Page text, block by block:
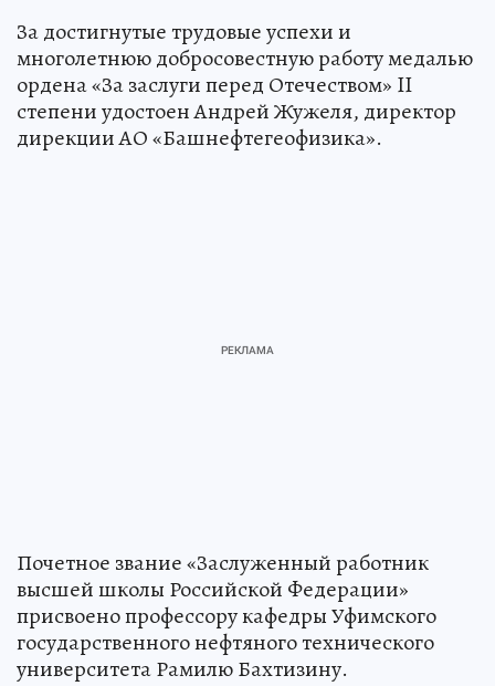
За достигнутые трудовые успехи и
многолетнюю добросовестную работу медалью
ордена «За заслуги перед Отечеством» II
степени удостоен Андрей Жужеля, директор
дирекции АО «Башнефтегеофизика».
Почетное звание «Заслуженный работник
высшей школы Российской Федерации»
присвоено профессору кафедры Уфимского
государственного нефтяного технического
университета Рамилю Бахтизину.